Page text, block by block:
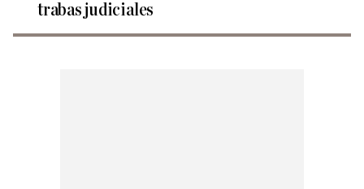
trabas judiciales